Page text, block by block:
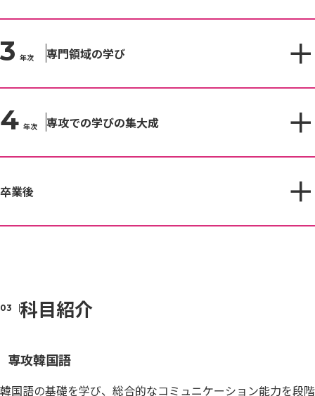
3 年次 専門領域の学び
4 年次 専攻での学びの集大成
卒業後
科目紹介
専攻韓国語
韓国語の基礎を学び、総合的なコミュニケーション能力を段階